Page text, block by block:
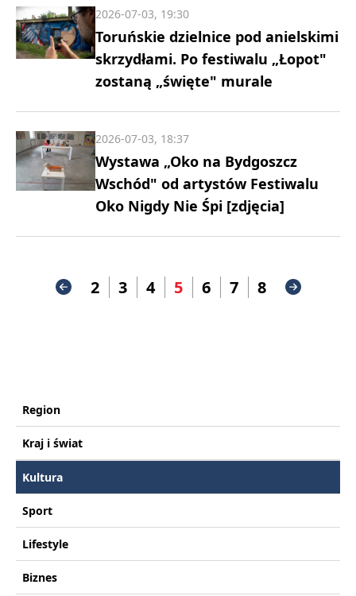
Toruńskie dzielnice pod anielskimi
skrzydłami. Po festiwalu „Łopot"
zostaną „święte" murale
2026-07-03, 19:30
Wystawa „Oko na Bydgoszcz
Wschód" od artystów Festiwalu
Oko Nigdy Nie Śpi [zdjęcia]
2026-07-03, 18:37
2 3 4 5 6 7 8
Region
Kraj i świat
Kultura
Sport
Lifestyle
Biznes